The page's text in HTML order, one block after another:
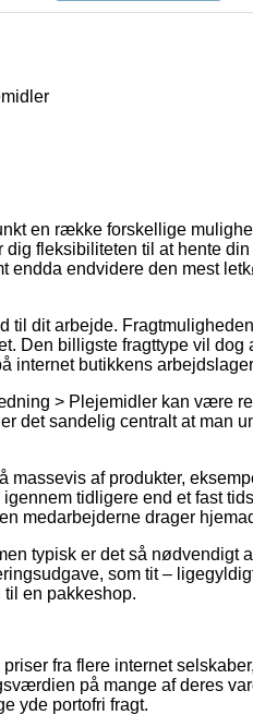
en række forskellige
fleksibiliteten til at hente
endda endvidere den mest
til dit arbejde.
Den billigste fragttype vil
internet butikkens
> Plejemidler kan være
det sandelig centralt at man
massevis af produkter,
tidligere end et fast
medarbejderne drager
typisk er det så nødvendigt
som tit –
en pakkeshop.
fra flere internet
på mange af deres
yde portofri fragt.